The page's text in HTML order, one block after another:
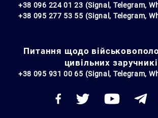
+38 096 224 01 23 (Signal, Telegram,
+38 095 277 53 55 (Signal, Telegram,
Питання щодо
цивільних
+38 095 931 00 65 (Signal, Telegram,